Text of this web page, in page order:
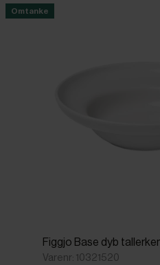
Omtanke
Figgjo Base dyb
Varenr: 10321520